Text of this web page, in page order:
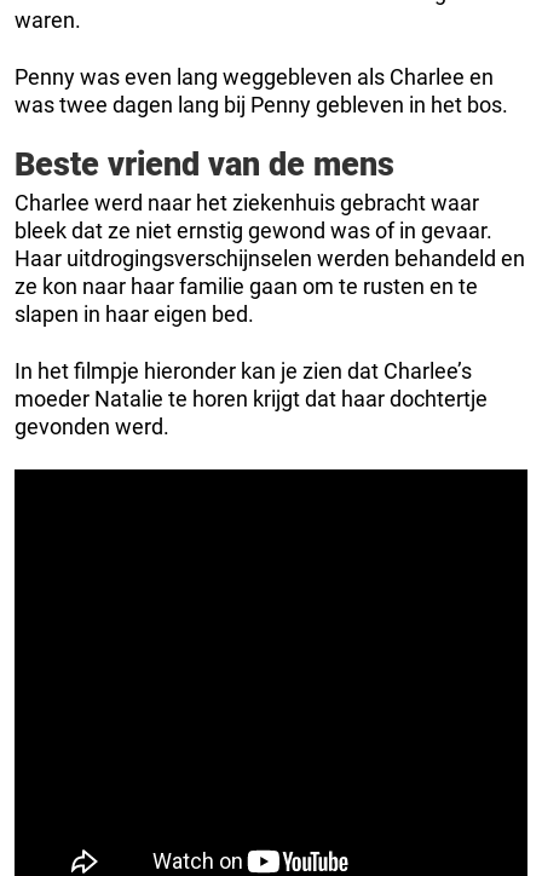
waren.
Penny was even lang weggebleven als Charlee en
was twee dagen lang bij Penny gebleven in het bos.
Beste vriend van de mens
Charlee werd naar het ziekenhuis gebracht waar
bleek dat ze niet ernstig gewond was of in gevaar.
Haar uitdrogingsverschijnselen werden behandeld en
ze kon naar haar familie gaan om te rusten en te
slapen in haar eigen bed.
In het filmpje hieronder kan je zien dat Charlee’s
moeder Natalie te horen krijgt dat haar dochtertje
gevonden werd.